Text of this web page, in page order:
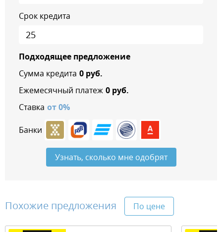
Срок кредита
Подходящее предложение
Сумма кредита 0руб.
Ежемесячный платеж 0руб.
Ставка от0%
Банки
Узнать, сколько мне одобрят
Похожие предложения По цене